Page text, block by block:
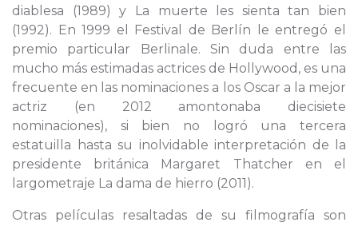
diablesa (1989) y La muerte les sienta tan bien
(1992). En 1999 el Festival de Berlín le entregó el
premio particular Berlinale. Sin duda entre las
mucho más estimadas actrices de Hollywood, es una
frecuente en las nominaciones a los Oscar a la mejor
actriz (en 2012 amontonaba diecisiete
nominaciones), si bien no logró una tercera
estatuilla hasta su inolvidable interpretación de la
presidente británica Margaret Thatcher en el
largometraje La dama de hierro (2011).
Otras películas resaltadas de su filmografía son